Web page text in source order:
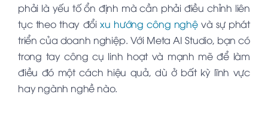
phải là yếu tố ổn định mà cần phải điều chỉnh liên
tục theo thay đổixu hướng công nghệvà sự phát
triển của doanh nghiệp. Với Meta AI Studio, bạn có
trong tay công cụ linh hoạt và mạnh mẽ để làm
điều đó một cách hiệu quả, dù ở bất kỳ lĩnh vực
hay ngành nghề nào.